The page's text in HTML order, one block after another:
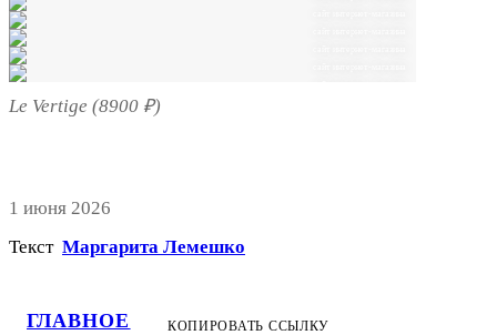
ГЛАВНОЕ
Le Vertige (8900 ₽)
1 июня 2026
Текст Маргарита Лемешко
КОПИРОВАТЬ ССЫЛКУ